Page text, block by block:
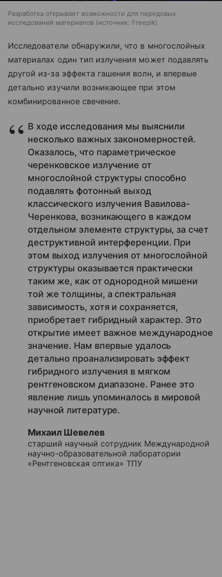
Разработка открывает возможности для передовых
исследований материалов
источник: Freepik
Исследователи обнаружили, что в многослойных
материалах один тип излучения может подавлять
другой из-за эффекта гашения волн, и впервые
детально изучили возникающее при этом
комбинированное свечение.
В ходе исследования мы выяснили
несколько важных закономерностей.
Оказалось, что параметрическое
черенковское излучение от
многослойной структуры способно
подавлять фотонный выход
классического излучения Вавилова-
Черенкова, возникающего в каждом
отдельном элементе структуры, за счет
деструктивной интерференции. При
этом выход излучения от многослойной
структуры оказывается практически
таким же, как от однородной мишени
той же толщины, а спектральная
зависимость, хотя и сохраняется,
приобретает гибридный характер. Это
открытие имеет важное международное
значение. Нам впервые удалось
детально проанализировать эффект
гибридного излучения в мягком
рентгеновском диапазоне. Ранее это
явление лишь упоминалось в мировой
научной литературе.
Михаил Шевелев
старший научный сотрудник Международной
научно-образовательной лаборатории
«Рентгеновская оптика» ТПУ